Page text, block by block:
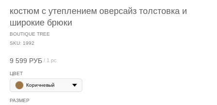
костюм с утеплением оверсайз толстовка и
широкие брюки
BOUTIQUE TREE
SKU: 1992
9 599 РУБ / 1 pc
ЦВЕТ
Коричневый
РАЗМЕР